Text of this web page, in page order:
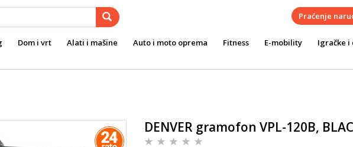
Praćenje
Dom i vrt Alati i mašine Auto i moto oprema Fitness E-mobility Igračke i
DENVER gramofon VPL-120B,